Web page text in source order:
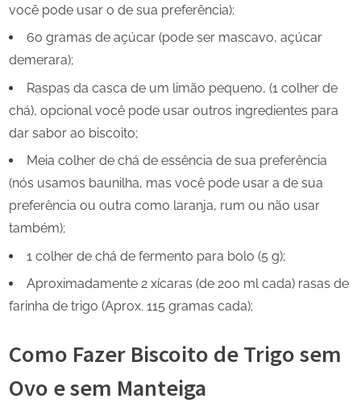
você pode usar o de sua preferência);
60 gramas de açúcar (pode ser mascavo, açúcar
demerara);
Raspas da casca de um limão pequeno, (1 colher de
chá), opcional você pode usar outros ingredientes para
dar sabor ao biscoito;
Meia colher de chá de essência de sua preferência
(nós usamos baunilha, mas você pode usar a de sua
preferência ou outra como laranja, rum ou não usar
também);
1 colher de chá de fermento para bolo (5 g);
Aproximadamente 2 xícaras (de 200 ml cada) rasas de
farinha de trigo (Aprox. 115 gramas cada);
Como Fazer Biscoito de Trigo sem
Ovo e sem Manteiga